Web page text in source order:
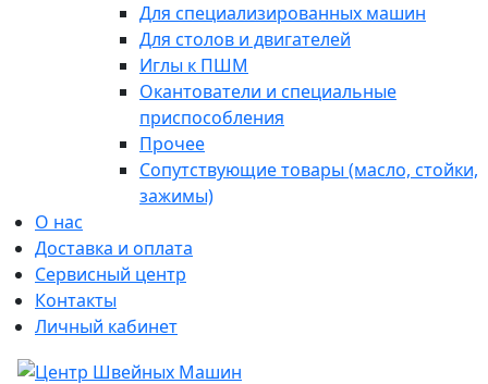
Для специализированных машин
Для столов и двигателей
Иглы к ПШМ
Окантователи и специальные
приспособления
Прочее
Сопутствующие товары (масло, стойки,
зажимы)
О нас
Доставка и оплата
Сервисный центр
Контакты
Личный кабинет